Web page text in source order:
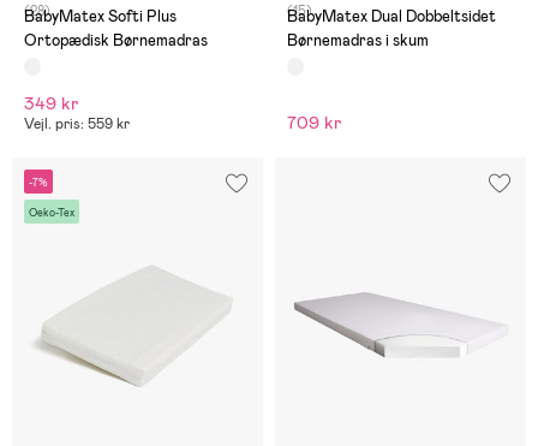
(28)
BabyMatex Softi Plus
Ortopædisk Børnemadras
349 kr
Vejl. pris: 559 kr
(15)
BabyMatex Dual Dobbeltsidet
Børnemadras i skum
709 kr
-7%
Oeko-Tex